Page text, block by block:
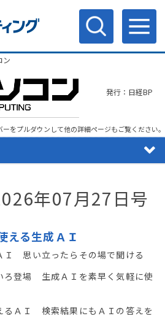
ン
発行：日経BP
ーをプルダウンして他の詳細ページもご覧ください。
年07月27日号
る生成ＡＩ
Ｉ 思い立ったらその場で聞ける
ろ登場 生成ＡＩを素早く気軽に使
るＡＩ 検索結果にもＡＩの答えを